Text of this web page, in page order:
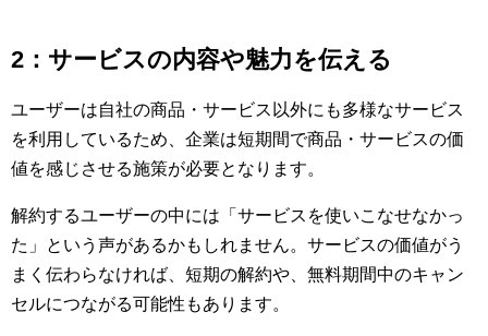
2：サービスの内容や魅力を伝える
ユーザーは自社の商品・サービス以外にも多様なサービス
を利用しているため、企業は短期間で商品・サービスの価
値を感じさせる施策が必要となります。
解約するユーザーの中には「サービスを使いこなせなかっ
た」という声があるかもしれません。サービスの価値がう
まく伝わらなければ、短期の解約や、無料期間中のキャン
セルにつながる可能性もあります。